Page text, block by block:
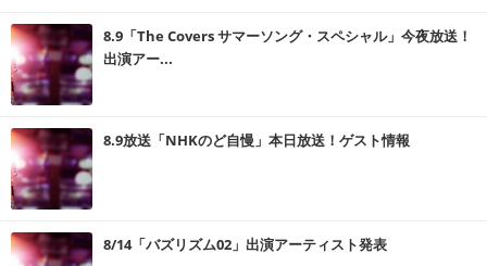
8.9「The Covers サマーソング・スペシャル」今夜放送！
出演アー...
8.9放送「NHKのど自慢」本日放送！ゲスト情報
8/14「バズリズム02」出演アーティスト発表